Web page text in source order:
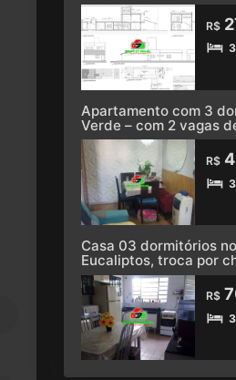
R$
3
Apartamento com 3
Verde – com 2 vagas
R$
3
Casa 03 dormitórios
Eucaliptos, troca por
R$
3